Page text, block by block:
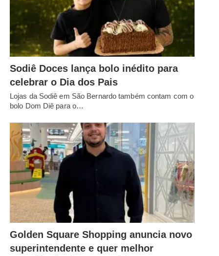
Sodiê Doces lança bolo inédito para
celebrar o Dia dos Pais
Lojas da Sodiê em São Bernardo também contam com o
bolo Dom Diê para o…
Golden Square Shopping anuncia novo
superintendente e quer melhor